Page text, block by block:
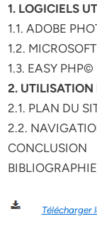
1. LOGICIELS
1.1. ADOBE
1.2.
1.3. EASY PHP©
2. UTILISATION
2.1. PLAN DU
2.2.
CONCLUSION
BIBLIOGRAPHIE
Télécharger